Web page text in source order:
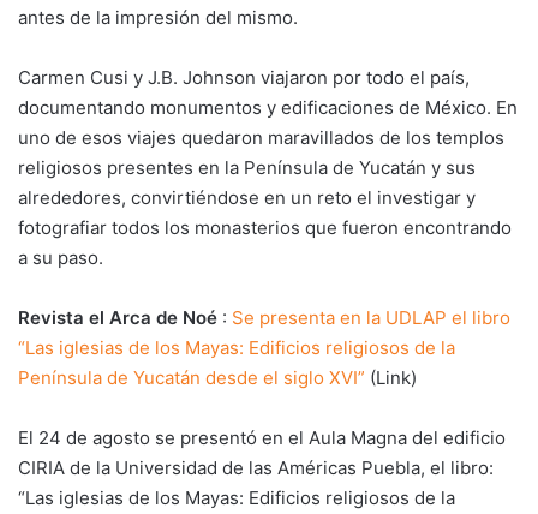
antes de la impresión del mismo.
Carmen Cusi y J.B. Johnson viajaron por todo el país,
documentando monumentos y edificaciones de México. En
uno de esos viajes quedaron maravillados de los templos
religiosos presentes en la Península de Yucatán y sus
alrededores, convirtiéndose en un reto el investigar y
fotografiar todos los monasterios que fueron encontrando
a su paso.
Revista el Arca de Noé : Se presenta en la UDLAP el libro
“Las iglesias de los Mayas: Edificios religiosos de la
Península de Yucatán desde el siglo XVI” (Link)
El 24 de agosto se presentó en el Aula Magna del edificio
CIRIA de la Universidad de las Américas Puebla, el libro:
“Las iglesias de los Mayas: Edificios religiosos de la